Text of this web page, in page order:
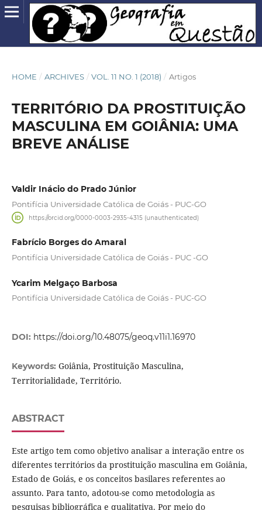
HOME / ARCHIVES / VOL. 11 NO. 1 (2018) / Artigos
TERRITÓRIO DA PROSTITUIÇÃO
MASCULINA EM GOIÂNIA: UMA
BREVE ANÁLISE
Valdir Inácio do Prado Júnior
Pontifícia Universidade Católica de Goiás - PUC-GO
https://orcid.org/0000-0003-2935-4315 (unauthenticated)
Fabrício Borges do Amaral
Pontifícia Universidade Católica de Goiás - PUC -GO
Ycarim Melgaço Barbosa
Pontifícia Universidade Católica de Goiás - PUC-GO
DOI: https://doi.org/10.48075/geoq.v11i1.16970
Keywords: Goiânia, Prostituição Masculina,
Territorialidade, Território.
ABSTRACT
Este artigo tem como objetivo analisar a interação entre os
diferentes territórios da prostituição masculina em Goiânia,
Estado de Goiás, e os conceitos basilares referentes ao
assunto. Para tanto, adotou-se como metodologia as
pesquisas bibliográfica e qualitativa. Por meio do